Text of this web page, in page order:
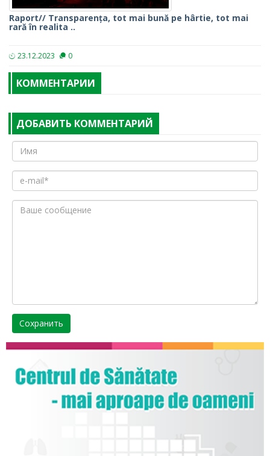
Raport// Transparența, tot mai bună pe hârtie, tot mai
rară în realita ..
23.12.2023 0
КОММЕНТАРИИ
ДОБАВИТЬ КОММЕНТАРИЙ
Сохранить